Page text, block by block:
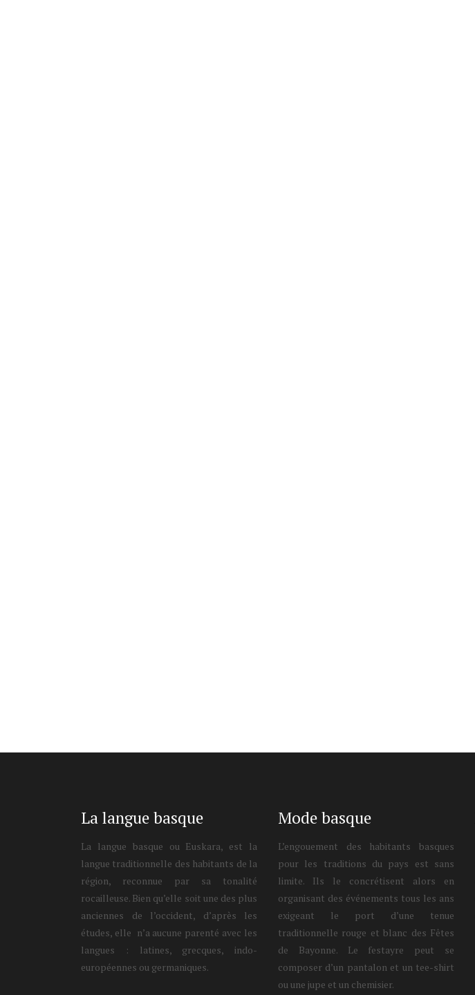
La langue basque
La langue basque ou Euskara, est la
langue traditionnelle des habitants de la
région, reconnue par sa tonalité
rocailleuse. Bien qu’elle soit une des plus
anciennes de l’occident, d’après les
études, elle n’a aucune parenté avec les
langues : latines, grecques, indo-
européennes ou germaniques.
Mode basque
L’engouement des habitants basques
pour les traditions du pays est sans
limite. Ils le concrétisent alors en
organisant des événements tous les ans
exigeant le port d’une tenue
traditionnelle rouge et blanc des Fêtes
de Bayonne. Le festayre peut se
composer d’un pantalon et un tee-shirt
ou une jupe et un chemisier.